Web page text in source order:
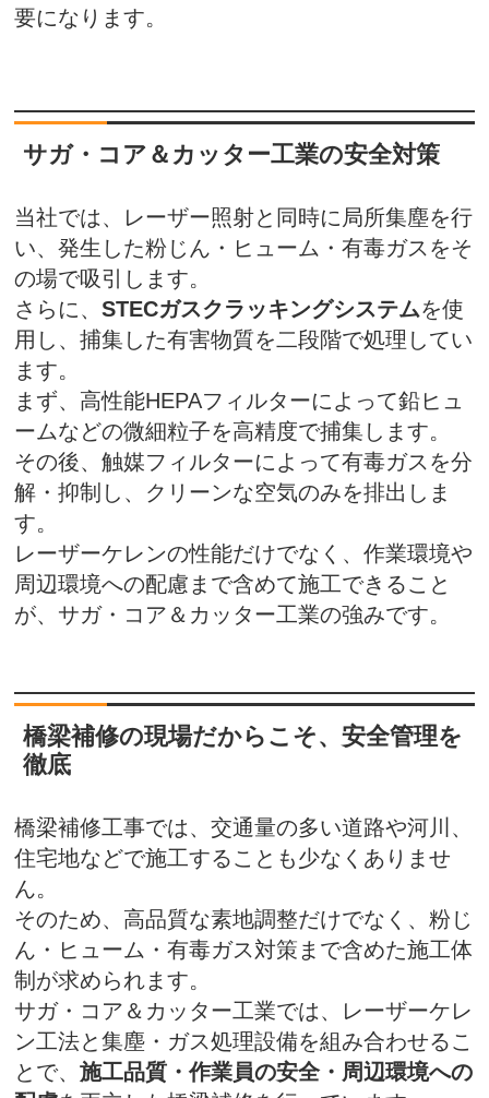
要になります。
サガ・コア＆カッター工業の安全対策
当社では、レーザー照射と同時に局所集塵を行
い、発生した粉じん・ヒューム・有毒ガスをそ
の場で吸引します。
さらに、STECガスクラッキングシステムを使
用し、捕集した有害物質を二段階で処理してい
ます。
まず、高性能HEPAフィルターによって鉛ヒュ
ームなどの微細粒子を高精度で捕集します。
その後、触媒フィルターによって有毒ガスを分
解・抑制し、クリーンな空気のみを排出しま
す。
レーザーケレンの性能だけでなく、作業環境や
周辺環境への配慮まで含めて施工できること
が、サガ・コア＆カッター工業の強みです。
橋梁補修の現場だからこそ、安全管理を
徹底
橋梁補修工事では、交通量の多い道路や河川、
住宅地などで施工することも少なくありませ
ん。
そのため、高品質な素地調整だけでなく、粉じ
ん・ヒューム・有毒ガス対策まで含めた施工体
制が求められます。
サガ・コア＆カッター工業では、レーザーケレ
ン工法と集塵・ガス処理設備を組み合わせるこ
とで、施工品質・作業員の安全・周辺環境への